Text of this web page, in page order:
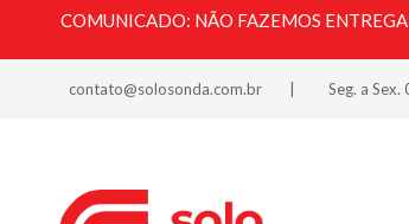
COMUNICADO: NÃO FAZEMOS
contato@solosonda.com.br Seg. a